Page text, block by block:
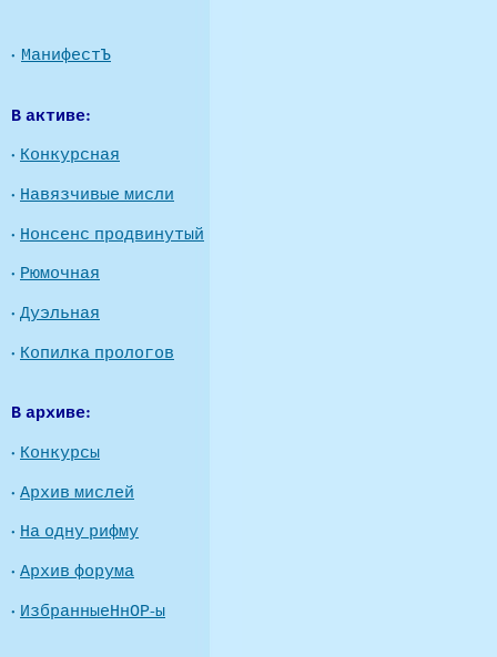
· МанифестЪ
В активе:
· Конкурсная
· Навязчивые мисли
· Нонсенс продвинутый
· Рюмочная
· Дуэльная
· Копилка прологов
В архиве:
· Конкурсы
· Архив мислей
· На одну рифму
· Архив форума
· ИзбранныеНнОР-ы